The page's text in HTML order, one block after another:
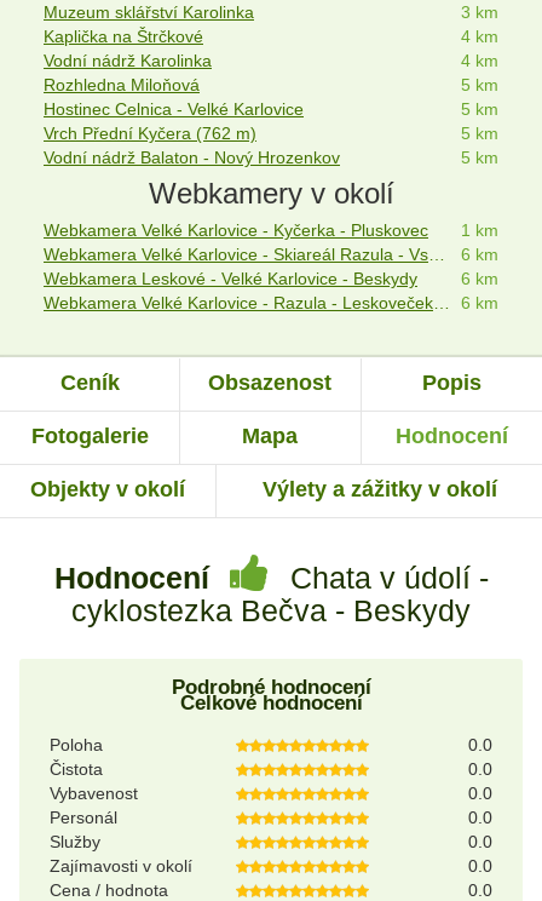
Muzeum sklářství Karolinka
3 km
Kaplička na Štrčkové
4 km
Vodní nádrž Karolinka
4 km
Rozhledna Miloňová
5 km
Hostinec Celnica - Velké Karlovice
5 km
Vrch Přední Kyčera (762 m)
5 km
Vodní nádrž Balaton - Nový Hrozenkov
5 km
Webkamery v okolí
Webkamera Velké Karlovice - Kyčerka - Pluskovec
1 km
Webkamera Velké Karlovice - Skiareál Razula - Vsetínský Bečva
6 km
Webkamera Leskové - Velké Karlovice - Beskydy
6 km
Webkamera Velké Karlovice - Razula - Leskoveček - Beskydy
6 km
Ceník Obsazenost Popis
Fotogalerie Mapa Hodnocení
Objekty v okolí Výlety a zážitky v okolí
Hodnocení
Chata v údolí -
cyklostezka Bečva - Beskydy
Podrobné hodnocení
Celkové hodnocení
Poloha
0.0
Čistota
0.0
Vybavenost
0.0
Personál
0.0
Služby
0.0
Zajímavosti v okolí
0.0
Cena / hodnota
0.0